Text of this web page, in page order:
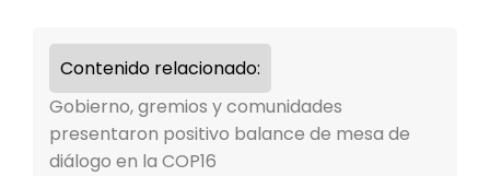
Contenido relacionado:
Gobierno, gremios y comunidades
presentaron positivo balance de mesa de
diálogo en la COP16